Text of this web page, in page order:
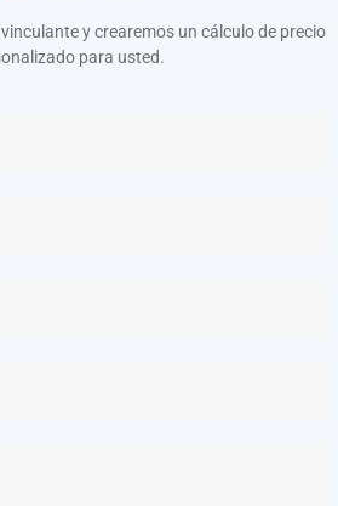
y crearemos un cálculo de precio
para usted.